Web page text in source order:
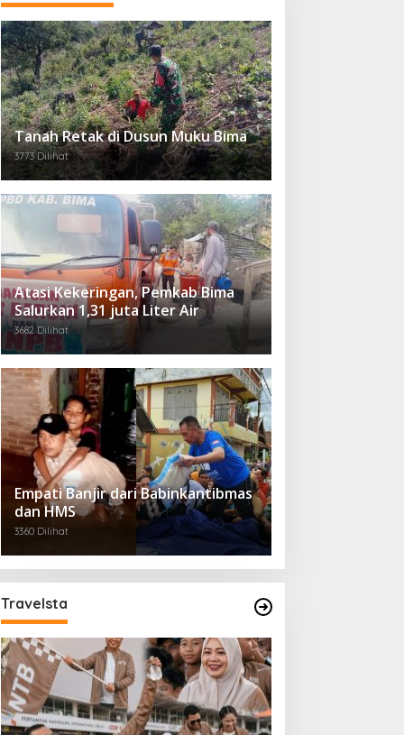
Tanah Retak di Dusun Muku Bima
3773 Dilihat
Atasi Kekeringan, Pemkab Bima
Salurkan 1,31 juta Liter Air
3682 Dilihat
Empati Banjir dari Babinkantibmas
dan HMS
3360 Dilihat
Travelsta